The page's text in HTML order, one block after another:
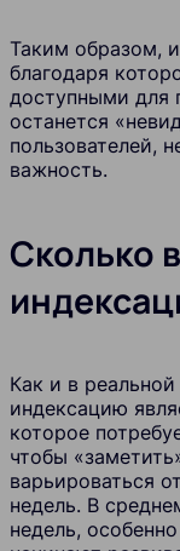
Таким образом,
благодаря
доступными для
останется
пользователей,
важность.
Сколько
Как и в
индексацию
которое
чтобы
варьироваться
недель. В
недель,